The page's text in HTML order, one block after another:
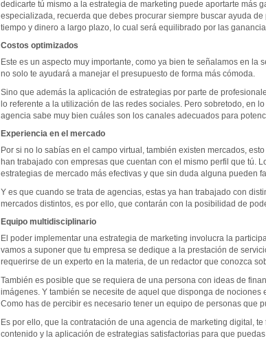
dedicarte tú mismo a la estrategia de marketing puede aportarte más
especializada, recuerda que debes procurar siempre buscar ayuda
tiempo y dinero a largo plazo, lo cual será equilibrado por las
Costos optimizados
Este es un aspecto muy importante, como ya bien te señalamos en la
no solo te ayudará a manejar el presupuesto de forma más cómoda.
Sino que además la aplicación de estrategias por parte de
lo referente a la utilización de las redes sociales. Pero sobretodo, en
agencia sabe muy bien cuáles son los canales adecuados para
Experiencia en el mercado
Por si no lo sabías en el campo virtual, también existen mercados,
han trabajado con empresas que cuentan con el mismo perfil que tú.
estrategias de mercado más efectivas y que sin duda alguna pueden
Y es que cuando se trata de agencias, estas ya han trabajado con
mercados distintos, es por ello, que contarán con la posibilidad de
Equipo multidisciplinario
El poder implementar una estrategia de marketing involucra la
vamos a suponer que tu empresa se dedique a la prestación de
requerirse de un experto en la materia, de un redactor que conozca
También es posible que se requiera de una persona con ideas de
imágenes. Y también se necesite de aquel que disponga de
Como has de percibir es necesario tener un equipo de personas que
Es por ello, que la contratación de una agencia de marketing digital,
contenido y la aplicación de estrategias satisfactorias para que